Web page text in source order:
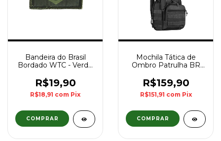
Bandeira do Brasil
Bordado WTC - Verde
R$19,90
R$18,91 com Pix
Mochila Tática de
Ombro Patrulha BR
R$159,90
R$151,91 com Pix
COMPRAR